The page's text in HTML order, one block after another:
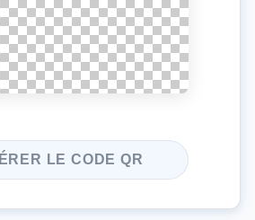
LE CODE QR